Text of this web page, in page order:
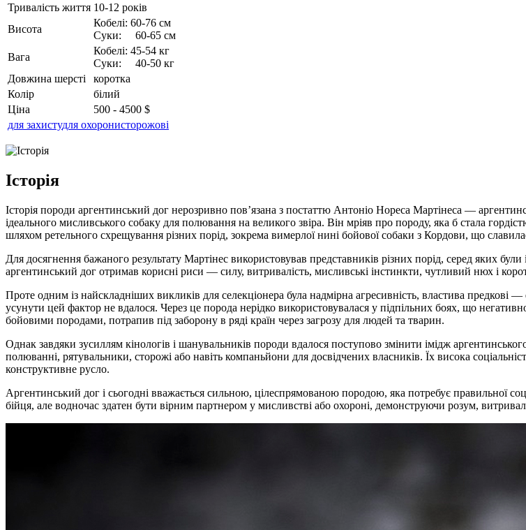
Тривалість життя 10-12 років
Висота
Кобелі: 60-76 см
Суки: 60-65 см
Вага
Кобелі: 45-54 кг
Суки: 40-50 кг
Довжина шерсті
коротка
Колір
білий
Ціна
500 - 4500 $
для захистудля охоронисторожові
Історія
Історія породи аргентинський дог нерозривно пов’язана з постаттю Антоніо Нореса Мартінеса —
ідеального мисливського собаку для полювання на великого звіра. Він мріяв про породу, яка б стала
шляхом ретельного схрещування різних порід, зокрема вимерлої нині бойової собаки з Кордови, що
Для досягнення бажаного результату Мартінес використовував представників різних порід, серед яких були
аргентинський дог отримав корисні риси — силу, витривалість, мисливські інстинкти, чутливий нюх і
Проте одним із найскладніших викликів для селекціонера була надмірна агресивність, властива предкові
усунути цей фактор не вдалося. Через це порода нерідко використовувалася у підпільних боях, що
бойовими породами, потрапив під заборону в ряді країн через загрозу для людей та тварин.
Однак завдяки зусиллям кінологів і шанувальників породи вдалося поступово змінити імідж
полюванні, рятувальники, сторожі або навіть компаньйони для досвідчених власників. Їх висока
конструктивне русло.
Аргентинський дог і сьогодні вважається сильною, цілеспрямованою породою, яка потребує правильної
бійця, але водночас здатен бути вірним партнером у мисливстві або охороні, демонструючи розум,